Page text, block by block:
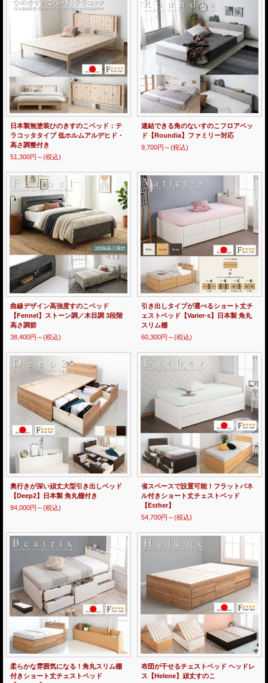
日本製無塗装ひのきすのこベッド：テ
ラコッタタイプ 低ホルムアルデヒド・
高さ調整付き
51,300円～(税込)
連結できる角のないすのこフロアベッ
ド【Roundia】ファミリー対応
9,700円～(税込)
曲線デザイン高強度すのこベッド
【Fennel】ストーン調／木目調 3段階
高さ調節
38,400円～(税込)
引き出しタイプが選べるショート丈チ
ェストベッド【Varier-s】日本製 角丸
スリム棚
60,300円～(税込)
奥行きが深い頑丈大型引き出しベッド
【Deep2】日本製 角丸棚付き
94,000円～(税込)
省スペースで設置可能！フラットパネ
ル付きショート丈チェストベッド
【Esther】
54,700円～(税込)
柔らかな雰囲気になる！角丸スリム棚
付きショート丈チェストベッド
布団が干せるチェストベッド ヘッドレ
ス【Helene】頑丈すのこ